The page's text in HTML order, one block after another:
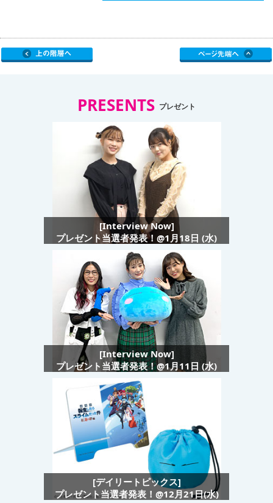
PRESENTS プレゼント
[Interview Now]
プレゼント当選者発表！@1月18日 (水)
[Interview Now]
プレゼント当選者発表！@1月11日 (水)
[デイリートピックス]
プレゼント当選者発表！@12月21日(水)